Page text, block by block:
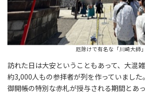
厄除けで有名な「川崎大師」
訪れた日は大安ということもあって、大混雑
約3,000人もの参拝者が列を作っていました。
御開帳の特別な赤札が授与される期間とあ